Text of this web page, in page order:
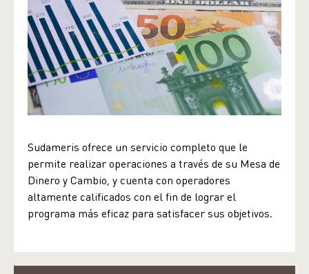
Sudameris ofrece un servicio completo que le
permite realizar operaciones a través de su Mesa de
Dinero y Cambio, y cuenta con operadores
altamente calificados con el fin de lograr el
programa más eficaz para satisfacer sus objetivos.